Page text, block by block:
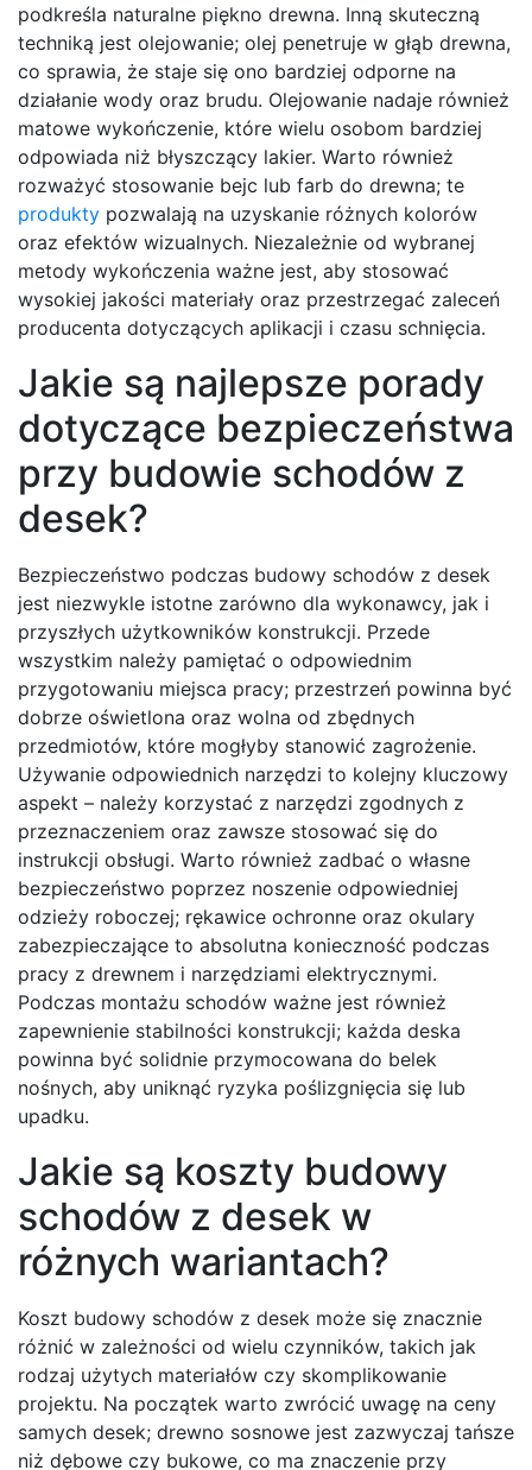
podkreśla naturalne piękno drewna. Inną skuteczną
techniką jest olejowanie; olej penetruje w głąb drewna,
co sprawia, że staje się ono bardziej odporne na
działanie wody oraz brudu. Olejowanie nadaje również
matowe wykończenie, które wielu osobom bardziej
odpowiada niż błyszczący lakier. Warto również
rozważyć stosowanie bejc lub farb do drewna; te
produkty pozwalają na uzyskanie różnych kolorów
oraz efektów wizualnych. Niezależnie od wybranej
metody wykończenia ważne jest, aby stosować
wysokiej jakości materiały oraz przestrzegać zaleceń
producenta dotyczących aplikacji i czasu schnięcia.
Jakie są najlepsze porady
dotyczące bezpieczeństwa
przy budowie schodów z
desek?
Bezpieczeństwo podczas budowy schodów z desek
jest niezwykle istotne zarówno dla wykonawcy, jak i
przyszłych użytkowników konstrukcji. Przede
wszystkim należy pamiętać o odpowiednim
przygotowaniu miejsca pracy; przestrzeń powinna być
dobrze oświetlona oraz wolna od zbędnych
przedmiotów, które mogłyby stanowić zagrożenie.
Używanie odpowiednich narzędzi to kolejny kluczowy
aspekt – należy korzystać z narzędzi zgodnych z
przeznaczeniem oraz zawsze stosować się do
instrukcji obsługi. Warto również zadbać o własne
bezpieczeństwo poprzez noszenie odpowiedniej
odzieży roboczej; rękawice ochronne oraz okulary
zabezpieczające to absolutna konieczność podczas
pracy z drewnem i narzędziami elektrycznymi.
Podczas montażu schodów ważne jest również
zapewnienie stabilności konstrukcji; każda deska
powinna być solidnie przymocowana do belek
nośnych, aby uniknąć ryzyka poślizgnięcia się lub
upadku.
Jakie są koszty budowy
schodów z desek w
różnych wariantach?
Koszt budowy schodów z desek może się znacznie
różnić w zależności od wielu czynników, takich jak
rodzaj użytych materiałów czy skomplikowanie
projektu. Na początek warto zwrócić uwagę na ceny
samych desek; drewno sosnowe jest zazwyczaj tańsze
niż dębowe czy bukowe, co ma znaczenie przy